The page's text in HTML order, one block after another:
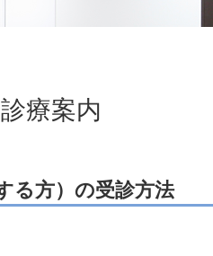
療案内
る方）の受診方法